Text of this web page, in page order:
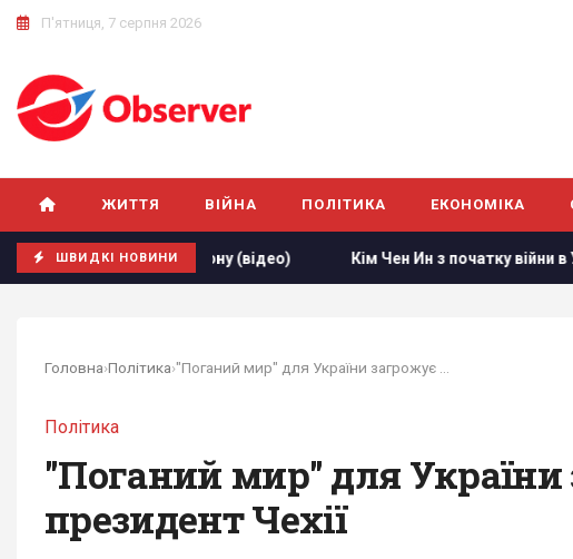
П'ятниця, 7 серпня 2026
ЖИТТЯ ВІЙНА ПОЛІТИКА ЕКОНОМІКА
ШВИДКІ НОВИНИ
км від кордону (відео) Кім Чен Ин з початку війни в Україні
Головна›Політика›
Політика
"Поганий мир" для України
президент Чехії